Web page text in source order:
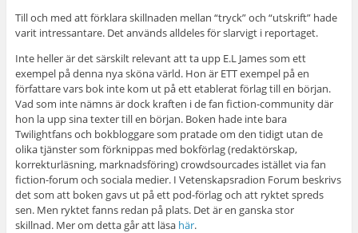
Till och med att förklara skillnaden mellan “tryck” och “utskrift” hade
varit intressantare. Det används alldeles för slarvigt i reportaget.
Inte heller är det särskilt relevant att ta upp E.L James som ett
exempel på denna nya sköna värld. Hon är ETT exempel på en
författare vars bok inte kom ut på ett etablerat förlag till en början.
Vad som inte nämns är dock kraften i de fan fiction-community där
hon la upp sina texter till en början. Boken hade inte bara
Twilightfans och bokbloggare som pratade om den tidigt utan de
olika tjänster som förknippas med bokförlag (redaktörskap,
korrekturläsning, marknadsföring) crowdsourcades istället via fan
fiction-forum och sociala medier. I Vetenskapsradion Forum beskrivs
det som att boken gavs ut på ett pod-förlag och att ryktet spreds
sen. Men ryktet fanns redan på plats. Det är en ganska stor
skillnad. Mer om detta går att läsa här.